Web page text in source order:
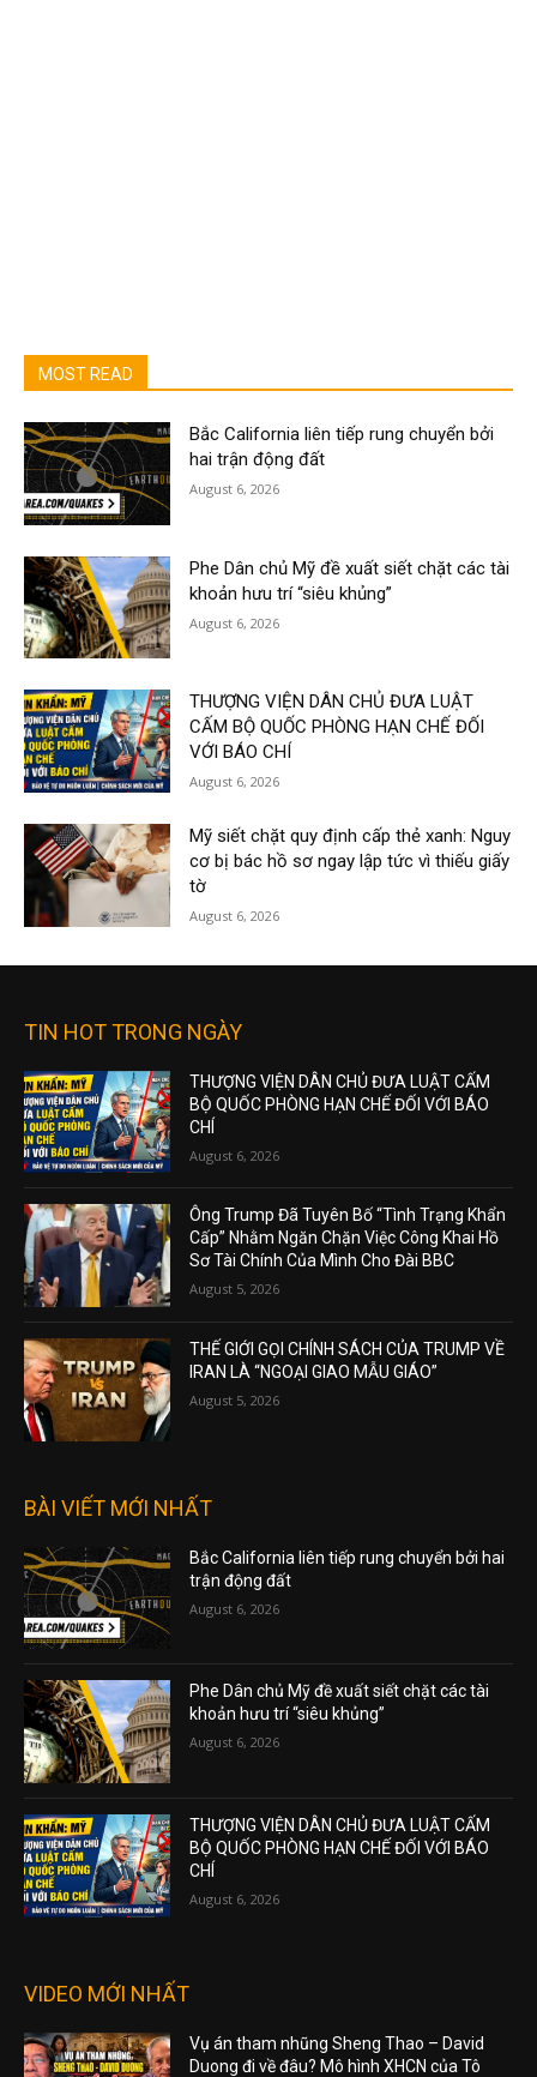
MOST READ
Bắc California liên tiếp rung chuyển bởi
hai trận động đất
August 6, 2026
Phe Dân chủ Mỹ đề xuất siết chặt các tài
khoản hưu trí “siêu khủng”
August 6, 2026
THƯỢNG VIỆN DÂN CHỦ ĐƯA LUẬT
CẤM BỘ QUỐC PHÒNG HẠN CHẾ ĐỐI
VỚI BÁO CHÍ
August 6, 2026
Mỹ siết chặt quy định cấp thẻ xanh: Nguy
cơ bị bác hồ sơ ngay lập tức vì thiếu giấy
tờ
August 6, 2026
TIN HOT TRONG NGÀY
THƯỢNG VIỆN DÂN CHỦ ĐƯA LUẬT CẤM
BỘ QUỐC PHÒNG HẠN CHẾ ĐỐI VỚI BÁO
CHÍ
August 6, 2026
Ông Trump Đã Tuyên Bố “Tình Trạng Khẩn
Cấp” Nhằm Ngăn Chặn Việc Công Khai Hồ
Sơ Tài Chính Của Mình Cho Đài BBC
August 5, 2026
THẾ GIỚI GỌI CHÍNH SÁCH CỦA TRUMP VỀ
IRAN LÀ “NGOẠI GIAO MẪU GIÁO”
August 5, 2026
BÀI VIẾT MỚI NHẤT
Bắc California liên tiếp rung chuyển bởi hai
trận động đất
August 6, 2026
Phe Dân chủ Mỹ đề xuất siết chặt các tài
khoản hưu trí “siêu khủng”
August 6, 2026
THƯỢNG VIỆN DÂN CHỦ ĐƯA LUẬT CẤM
BỘ QUỐC PHÒNG HẠN CHẾ ĐỐI VỚI BÁO
CHÍ
August 6, 2026
VIDEO MỚI NHẤT
Vụ án tham nhũng Sheng Thao – David
Duong đi về đâu? Mô hình XHCN của Tô